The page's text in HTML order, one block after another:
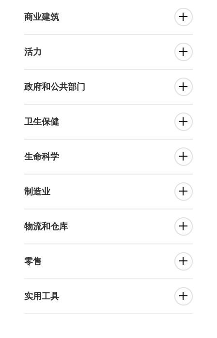
商业建筑
活力
政府和公共部门
卫生保健
生命科学
制造业
物流和仓库
零售
实用工具